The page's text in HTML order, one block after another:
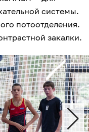
системы.
потоотделения.
закалки.